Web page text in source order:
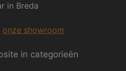
in Breda
onze showroom
in categorieën